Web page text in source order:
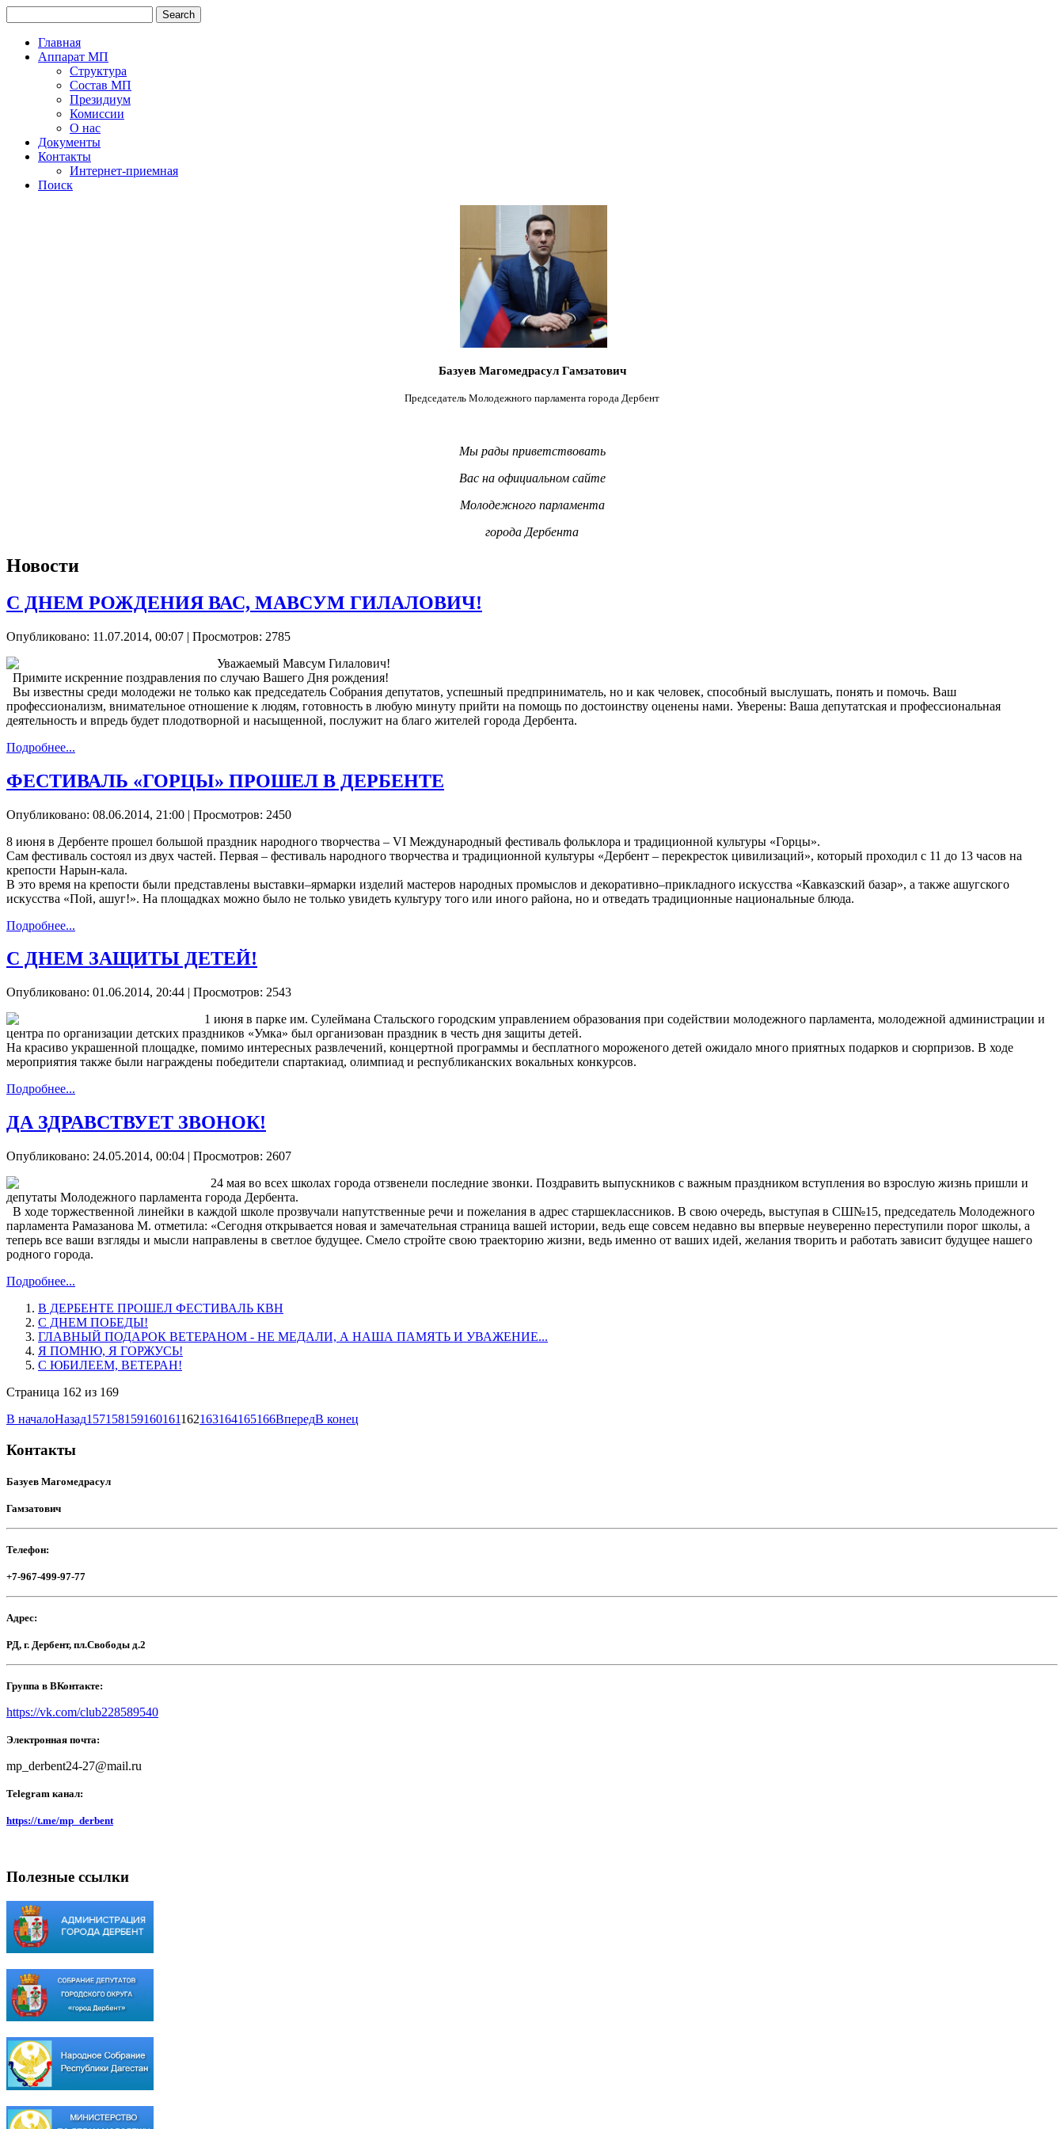
Главная
Аппарат МП
Структура
Состав МП
Президиум
Комиссии
О нас
Документы
Контакты
Интернет-приемная
Поиск
Базуев Магомедрасул Гамзатович
Председатель Молодежного парламента города Дербент
Мы рады приветствовать
Вас на официальном сайте
Молодежного парламента
города Дербента
Новости
С ДНЕМ РОЖДЕНИЯ ВАС, МАВСУМ ГИЛАЛОВИЧ!
Опубликовано: 11.07.2014, 00:07 | Просмотров: 2785
Уважаемый Мавсум Гилалович!
Примите искренние поздравления по случаю Вашего Дня рождения!
Вы известны среди молодежи не только как председатель Собрания депутатов, успешный предприниматель, но и как человек, способный выслушать, понять и помочь. Ваш
профессионализм, внимательное отношение к людям, готовность в любую минуту прийти на помощь по достоинству оценены нами. Уверены: Ваша депутатская и профессиональная
деятельность и впредь будет плодотворной и насыщенной, послужит на благо жителей города Дербента.
Подробнее...
ФЕСТИВАЛЬ «ГОРЦЫ» ПРОШЕЛ В ДЕРБЕНТЕ
Опубликовано: 08.06.2014, 21:00 | Просмотров: 2450
8 июня в Дербенте прошел большой праздник народного творчества – VI Международный фестиваль фольклора и традиционной культуры «Горцы».
Сам фестиваль состоял из двух частей. Первая – фестиваль народного творчества и традиционной культуры «Дербент – перекресток цивилизаций», который проходил с 11 до 13 часов на
крепости Нарын-кала.
В это время на крепости были представлены выставки–ярмарки изделий мастеров народных промыслов и декоративно–прикладного искусства «Кавказский базар», а также ашугского
искусства «Пой, ашуг!». На площадках можно было не только увидеть культуру того или иного района, но и отведать традиционные национальные блюда.
Подробнее...
С ДНЕМ ЗАЩИТЫ ДЕТЕЙ!
Опубликовано: 01.06.2014, 20:44 | Просмотров: 2543
1 июня в парке им. Сулеймана Стальского городским управлением образования при содействии молодежного парламента, молодежной администрации и
центра по организации детских праздников «Умка» был организован праздник в честь дня защиты детей.
На красиво украшенной площадке, помимо интересных развлечений, концертной программы и бесплатного мороженого детей ожидало много приятных подарков и сюрпризов. В ходе
мероприятия также были награждены победители спартакиад, олимпиад и республиканских вокальных конкурсов.
Подробнее...
ДА ЗДРАВСТВУЕТ ЗВОНОК!
Опубликовано: 24.05.2014, 00:04 | Просмотров: 2607
24 мая во всех школах города отзвенели последние звонки. Поздравить выпускников с важным праздником вступления во взрослую жизнь пришли и
депутаты Молодежного парламента города Дербента.
В ходе торжественной линейки в каждой школе прозвучали напутственные речи и пожелания в адрес старшеклассников. В свою очередь, выступая в СШ№15, председатель Молодежного
парламента Рамазанова М. отметила: «Сегодня открывается новая и замечательная страница вашей истории, ведь еще совсем недавно вы впервые неуверенно переступили порог школы, а
теперь все ваши взгляды и мысли направлены в светлое будущее. Смело стройте свою траекторию жизни, ведь именно от ваших идей, желания творить и работать зависит будущее нашего
родного города.
Подробнее...
В ДЕРБЕНТЕ ПРОШЕЛ ФЕСТИВАЛЬ КВН
С ДНЕМ ПОБЕДЫ!
ГЛАВНЫЙ ПОДАРОК ВЕТЕРАНОМ - НЕ МЕДАЛИ, А НАША ПАМЯТЬ И УВАЖЕНИЕ...
Я ПОМНЮ, Я ГОРЖУСЬ!
С ЮБИЛЕЕМ, ВЕТЕРАН!
Страница 162 из 169
В началоНазад157158159160161162163164165166ВпередВ конец
Контакты
Базуев Магомедрасул
Гамзатович
Телефон:
+7-967-499-97-77
Адрес:
РД, г. Дербент, пл.Свободы д.2
Группа в ВКонтакте:
https://vk.com/club228589540
Электронная почта:
mp_derbent24-27@mail.ru
Telegram канал:
https://t.me/mp_derbent
Полезные ссылки